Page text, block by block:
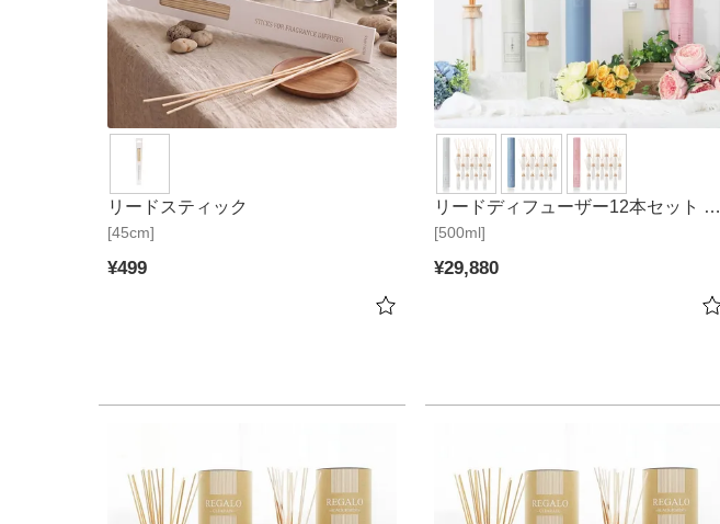
[45cm]
リードスティック
¥499
[500ml]
リードディフューザー12本セット ブ
ーケ2
¥29,880